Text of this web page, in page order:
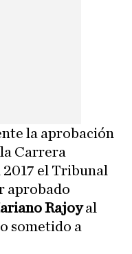
la aprobación
Carrera
2017 el Tribunal
aprobado
Rajoyal
sometido a